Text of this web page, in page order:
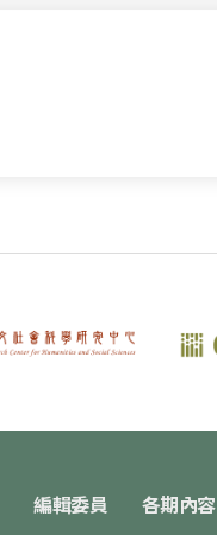
編輯委員 各期內容